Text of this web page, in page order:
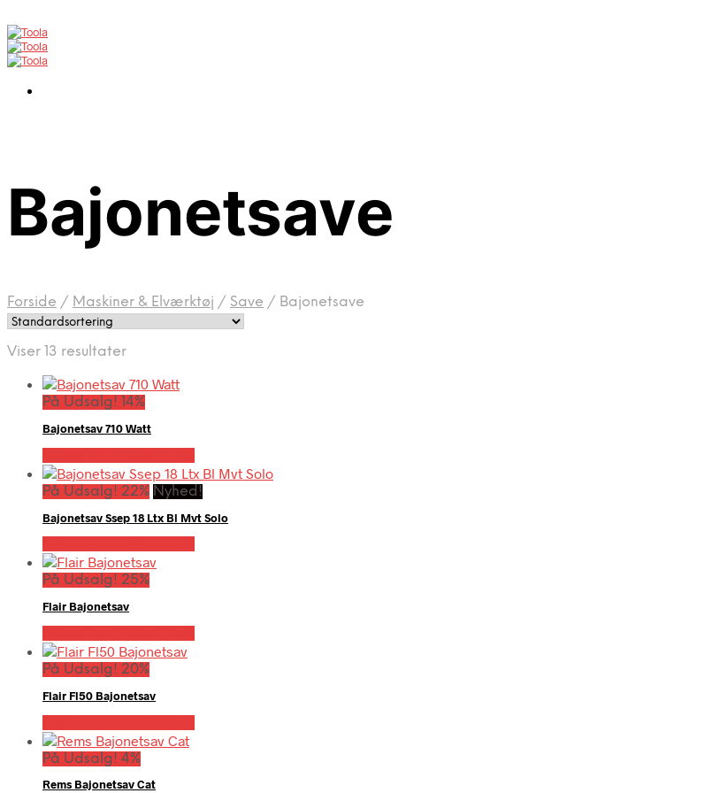
Bajonetsave
Forside / Maskiner & Elværktøj / Save / Bajonetsave
Viser 13 resultater
På Udsalg! 14%
Bajonetsav 710 Watt
På Udsalg! 22% Nyhed!
Bajonetsav Ssep 18 Ltx Bl Mvt Solo
På Udsalg! 25%
Flair Bajonetsav
På Udsalg! 20%
Flair Fl50 Bajonetsav
På Udsalg! 4%
Rems Bajonetsav Cat